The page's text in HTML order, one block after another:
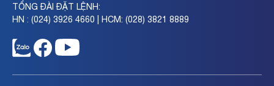
TỔNG ĐÀI ĐẶT LỆNH:
HN : (024) 3926 4660 | HCM: (028) 3821 8889